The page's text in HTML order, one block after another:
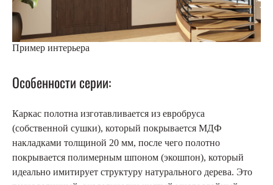
Пример интерьера
Особенности серии:
Каркас полотна изготавливается из евробруса
(собственной сушки), который покрывается МДФ
накладками толщиной 20 мм, после чего полотно
покрывается полимерным шпоном (экошпон), который
идеально имитирует структуру натурального дерева. Это